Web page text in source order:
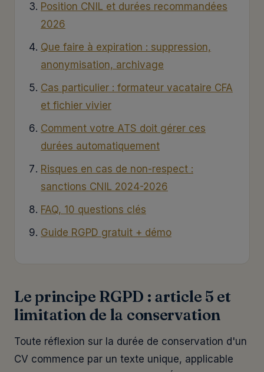
Position CNIL et durées recommandées
2026
Que faire à expiration : suppression,
anonymisation, archivage
Cas particulier : formateur vacataire CFA
et fichier vivier
Comment votre ATS doit gérer ces
durées automatiquement
Risques en cas de non-respect :
sanctions CNIL 2024-2026
FAQ, 10 questions clés
Guide RGPD gratuit + démo
Le principe RGPD : article 5 et
limitation de la conservation
Toute réflexion sur la durée de conservation d'un
CV commence par un texte unique, applicable